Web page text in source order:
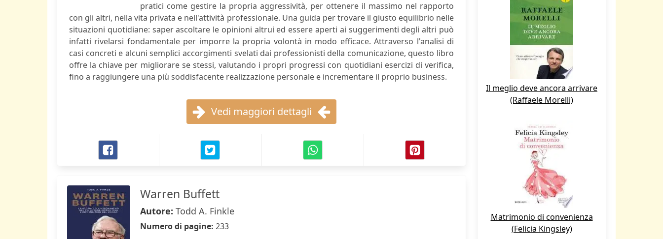
pratici come gestire la propria aggressività, per ottenere il massimo nel rapporto
con gli altri, nella vita privata e nell'attività professionale. Una guida per trovare il giusto equilibrio nelle
situazioni quotidiane: saper ascoltare le opinioni altrui ed essere aperti ai suggerimenti degli altri può
infatti rivelarsi fondamentale per imporre la propria volontà in modo efficace. Attraverso l'analisi di
casi concreti e alcuni semplici accorgimenti svelati dai professionisti della comunicazione, questo libro
offre la chiave per migliorare se stessi, valutando i propri progressi con quotidiani esercizi di verifica,
fino a raggiungere una più soddisfacente realizzazione personale e incrementare il proprio business.
Vedi maggiori dettagli
Warren Buffett
Autore: Todd A. Finkle
Numero di pagine: 233
Il meglio deve ancora arrivare
(Raffaele Morelli)
Matrimonio di convenienza
(Felicia Kingsley)